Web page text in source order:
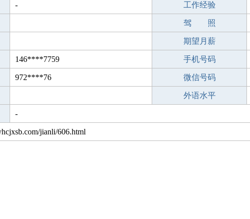
- 工作经验
驾 照
期望月薪
146****7759 手机号码
972****76 微信号码
外语水平
-
jianli/606.html